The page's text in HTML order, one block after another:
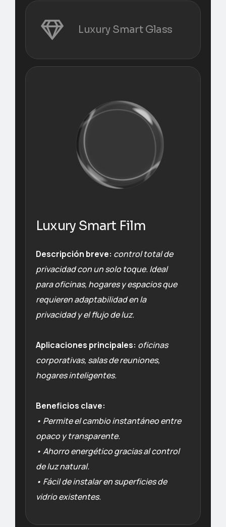
Luxury Smart Glass
Luxury Smart Film
Descripción breve: control total de
privacidad con un solo toque. Ideal
para oficinas, hogares y espacios que
requieren adaptabilidad en la
privacidad y el flujo de luz.
Aplicaciones principales: oficinas
corporativas, salas de reuniones,
hogares inteligentes.
Beneficios clave:
• Permite el cambio instantáneo entre
opaco y transparente.
• Ahorro energético gracias al control
de luz natural.
• Fácil de instalar en superficies de
vidrio existentes.